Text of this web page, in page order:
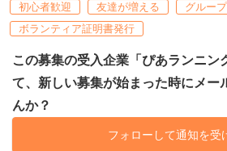
初心者歓迎 友達が増える
グルー
ボランティア証明書発行
この募集の受入企業「ぴあランニン
て、新しい募集が始まった時にメー
んか？
フォローして通知を受